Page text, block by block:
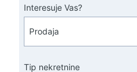
Interesuje Vas?
Tip nekretnine